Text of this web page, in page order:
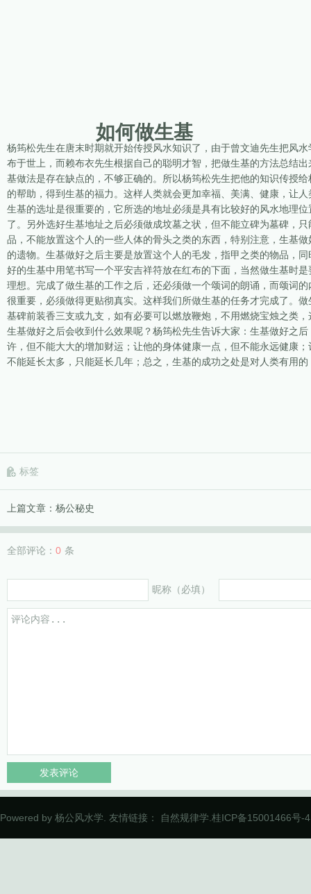
如何做生基
杨筠松先生在唐末时期就开始传授风水知识了，由于曾文迪先生把风
布于世上，而赖布衣先生根据自己的聪明才智，把做生基的方法总结
基做法是存在缺点的，不够正确的。所以杨筠松先生把他的知识传授
的帮助，得到生基的福力。这样人类就会更加幸福、美满、健康，让
生基的选址是很重要的，它所选的地址必须是具有比较好的风水地理
了。另外选好生基地址之后必须做成坟墓之状，但不能立碑为墓碑，
品，不能放置这个人的一些人体的骨头之类的东西，特别注意，生基
的遗物。生基做好之后主要是放置这个人的毛发，指甲之类的物品，
好的生基中用笔书写一个平安吉祥符放在红布的下面，当然做生基时
理想。完成了做生基的工作之后，还必须做一个颂词的朗诵，而颂词
很重要，必须做得更贴彻真实。这样我们所做生基的任务才完成了。
基碑前装香三支或九支，如有必要可以燃放鞭炮，不用燃烧宝烛之类
生基做好之后会收到什么效果呢？杨筠松先生告诉大家：生基做好之
许，但不能大大的增加财运；让他的身体健康一点，但不能永远健康
不能延长太多，只能延长几年；总之，生基的成功之处是对人类有用
标签
上篇文章： 杨公秘史
全部评论： 0 条
昵称（必填）
Powered by 杨公风水学 . 友情链接： 自然规律学 桂ICP备15001466号-4